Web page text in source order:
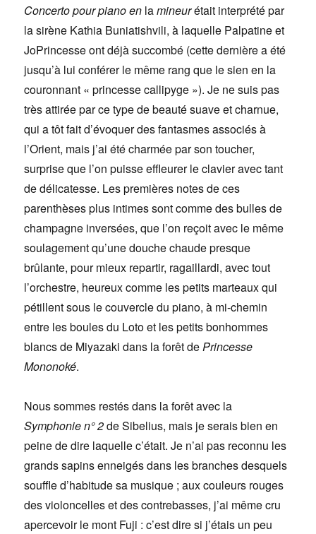
Concerto pour piano en lamineurétait interprété par
la sirène Kathia Buniatishvili, à laquelle Palpatine et
JoPrincesse ont déjà succombé (cette dernière a été
jusqu’à lui conférer le même rang que le sien en la
couronnant « princesse callipyge »). Je ne suis pas
très attirée par ce type de beauté suave et charnue,
qui a tôt fait d’évoquer des fantasmes associés à
l’Orient, mais j’ai été charmée par son toucher,
surprise que l’on puisse effleurer le clavier avec tant
de délicatesse. Les premières notes de ces
parenthèses plus intimes sont comme des bulles de
champagne inversées, que l’on reçoit avec le même
soulagement qu’une douche chaude presque
brûlante, pour mieux repartir, ragaillardi, avec tout
l’orchestre, heureux comme les petits marteaux qui
pétillent sous le couvercle du piano, à mi-chemin
entre les boules du Loto et les petits bonhommes
blancs de Miyazaki dans la forêt dePrincesse
Mononoké.
Nous sommes restés dans la forêt avec la
Symphonie n° 2de Sibelius, mais je serais bien en
peine de dire laquelle c’était. Je n’ai pas reconnu les
grands sapins enneigés dans les branches desquels
souffle d’habitude sa musique ; aux couleurs rouges
des violoncelles et des contrebasses, j’ai même cru
apercevoir le mont Fuji : c’est dire si j’étais un peu